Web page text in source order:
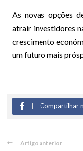
As novas opções
atrair investidores
crescimento
um futuro mais
Compartilhar
Artigo anterior